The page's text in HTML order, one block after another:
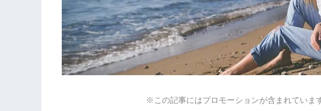
※この記事にはプロモーションが含まれていま